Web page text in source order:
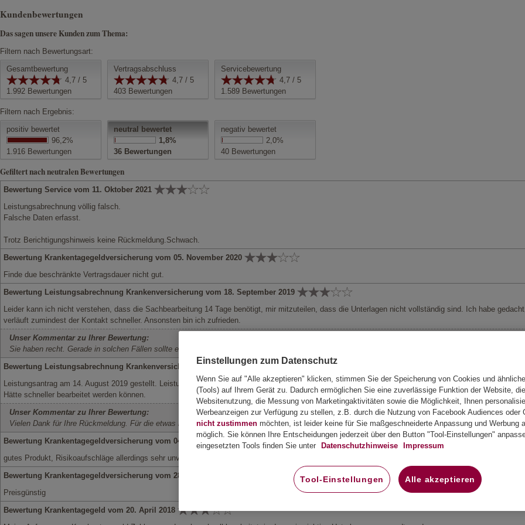
Kundenbewertungen
Das sagen unsere Kunden zum Thema:
Filtern nach Bewertungsart:
Gesamtbewertung
4,7 / 5
1.992 Bewertungen
Vertragsabschluss
4,7 / 5
403 Bewertungen
Servicebewertung
4,7 / 5
1.589 Bewertungen
Filtern nach Ergebnis:
positiv bewertet
96,2%
1.916 Bewertungen
neutral bewertet
1,8%
36 Bewertungen
negativ bewertet
2,0%
40 Bewertungen
Gefiltert nach neutralen Bewertungen
Bewertung Service vom 11. Oktober 2021
Leistungsabrechnung völlig falsch.
Falsche Daten erfasst.
Trotz Berichtigungshinweis keine Rückmeldung.Schwach.
Bewertung Krankentagegeldversicherung vom 05. November 2020
Finde due beschränkte Vertragsdauer nicht gut.
Bewertung Leistungsabrechnung Krankenversicherung vom 18. September 2019
Leider kann ich nicht verstehen, dass die Sachbearbeitung 14 Tage benötigt, mir mitzuteilen, dass die Unterlagen nicht vollständig sind. Ich habe
verläuft zumindest der Kontakt schneller. Ansonsten bin ich zufrieden.
Unser Kommentar zu Ihrer Bewertung:
Sie haben recht. Gerade in solchen Fällen sollte eine zeitnahe Rückmeldung möglich sein. Daran arbeiten wir. Bitte entschuldigen Sie die Umstände.
Bewertung Leistungsabrechnung Krankenversicherung vom 10. September 2019
Leistungsantrag am 14. August 2019 gestellt. Leistungsabrechnung am 02. September 2019 erfolgt.
Hätte schneller bearbeitet werden können.
Unser Kommentar zu Ihrer Bewertung:
Vielen Dank für Ihre Rückmeldung. Für die etwas längere Bearbeitungsdauer entschuldigen wir uns. Ihr ERGO Team
Bewertung Krankentagegeldversicherung vom 04. März 2019
gutes Produkt, Risikoaufschläge allerdings sehr unverschämt, zum Teil verständlich (wurde auch im Vorfeld durch Vermittler aufgeklärt) zum Teil
Bewertung Krankentagegeldversicherung vom 28. Oktober 2018
Preisgünstig
Bewertung Krankentagegeld vom 20. April 2018
Einstellungen zum Datenschutz
Wenn Sie auf "Alle akzeptieren" klicken, stimmen Sie der Speicherung von Cookies und
(Tools) auf Ihrem Gerät zu. Dadurch ermöglichen Sie eine zuverlässige Funktion der Website,
Websitenutzung, die Messung von Marketingaktivitäten sowie die Möglichkeit, Ihnen
Werbeanzeigen zur Verfügung zu stellen, z.B. durch die Nutzung von Facebook Audiences oder
nicht zustimmen möchten, ist leider keine für Sie maßgeschneiderte Anpassung und Werbung
möglich. Sie können Ihre Entscheidungen jederzeit über den Button "Tool-Einstellungen"
eingesetzten Tools finden Sie unter
Datenschutzhinweise Impressum
Tool-Einstellungen Alle akzeptieren